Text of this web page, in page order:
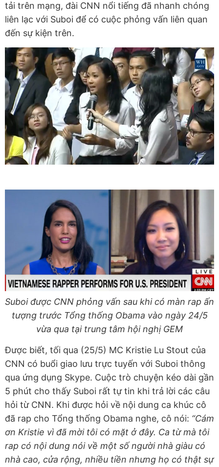
tải trên mạng, đài CNN nổi tiếng đã nhanh chóng
liên lạc với Suboi để có cuộc phỏng vấn liên quan
đến sự kiện trên.
Suboi được CNN phỏng vấn sau khi có màn rap ấn
tượng trước Tổng thống Obama vào ngày 24/5
vừa qua tại trung tâm hội nghị GEM
Được biết, tối qua (25/5) MC Kristie Lu Stout của
CNN có buổi giao lưu trực tuyến với Suboi thông
qua ứng dụng Skype. Cuộc trò chuyện kéo dài gần
5 phút cho thấy Suboi rất tự tin khi trả lời các câu
hỏi từ CNN. Khi được hỏi về nội dung ca khúc cô
đã rap cho Tổng thống Obama nghe, cô nói: “Cám
ơn Kristie vì đã mời tôi có mặt ở đây. Ca từ mà tôi
rap có nội dung nói về một số người nhà giàu có
nhà cao, cửa rộng, nhiều tiền nhưng họ có thật sự